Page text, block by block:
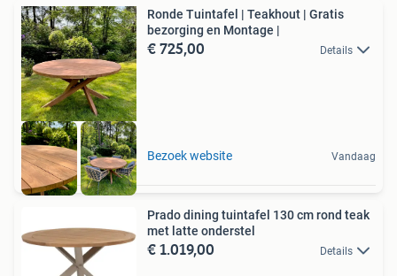
Ronde Tuintafel | Teakhout | Gratis
bezorging en Montage |
€ 725,00 Details
Bezoek website Vandaag
Prado dining tuintafel 130 cm rond teak
met latte onderstel
€ 1.019,00 Details